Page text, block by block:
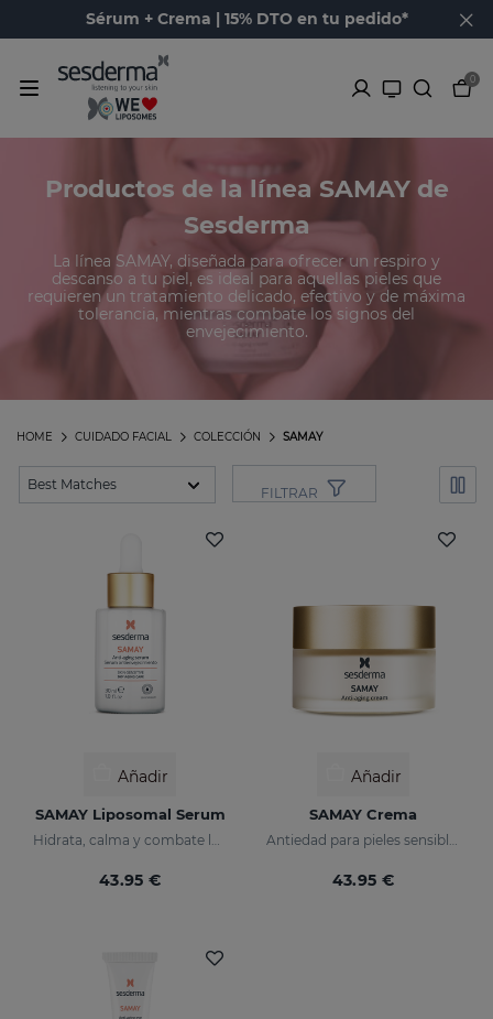
Sérum + Crema | 15% DTO en tu pedido*
0
Productos de la línea SAMAY de
Sesderma
La línea SAMAY, diseñada para ofrecer un respiro y
descanso a tu piel, es ideal para aquellas pieles que
requieren un tratamiento delicado, efectivo y de máxima
tolerancia, mientras combate los signos del
envejecimiento.
SAMAY
COLECCIÓN
CUIDADO FACIAL
HOME
FILTRAR
Añadir
SAMAY Liposomal Serum
Hidrata, calma y combate las arrugas de las pieles sensibles
43.95 €
Añadir
SAMAY Crema
Antiedad para pieles sensibles
43.95 €